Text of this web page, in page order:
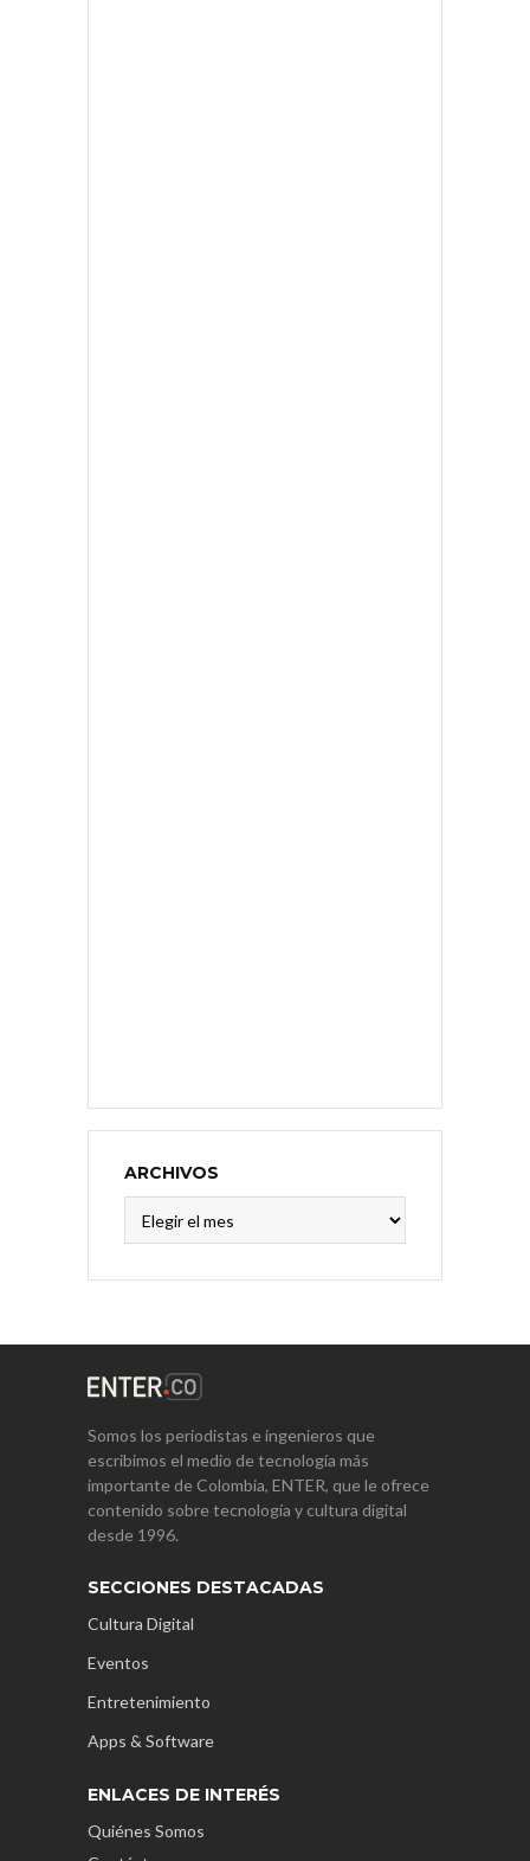
ARCHIVOS
Somos los periodistas e ingenieros que
escribimos el medio de tecnología más
importante de Colombia, ENTER, que le ofrece
contenido sobre tecnología y cultura digital
desde 1996.
SECCIONES DESTACADAS
Cultura Digital
Eventos
Entretenimiento
Apps & Software
ENLACES DE INTERÉS
Quiénes Somos